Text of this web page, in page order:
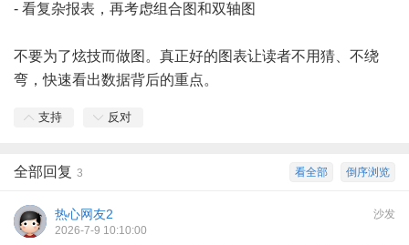
- 看复杂报表，再考虑组合图和双轴图
不要为了炫技而做图。真正好的图表让读者不用猜、不绕
弯，快速看出数据背后的重点。
支持 反对
倒序浏览
看全部
全部回复 3
沙发
热心网友2
2026-7-9 10:10:00